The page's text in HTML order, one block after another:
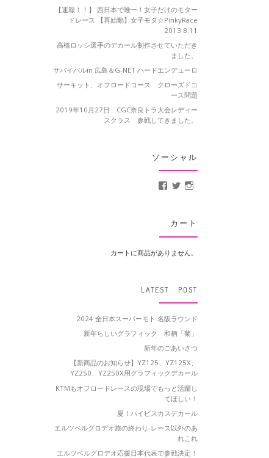
【速報！！】 西日本で唯一！女子だけのモター
ドレース 【再始動】女子モタ☆PinkyRace
2013.8.11
高橋ロッシ選手のデカール制作させていただき
ました。
サバイバルin 広島＆G-NET ハードエンデューロ
サーキット、オフロードコース クローズドコ
ース問題
2019年10月27日 CGC奈良トラ大会レディー
スクラス 参戦してきました。
ソーシャル
MotoCrusader さんのプ
@MotoCrusader さ
カート
カートに商品がありません。
LATEST POST
2024 全日本スーパーモト 名阪ラウンド
新年らしいグラフィック 和柄「菊」
新年のごあいさつ
【新商品のお知らせ】YZ125、YZ125X、
YZ250、YZ250X用グラフィックデカール
KTMもオフロードレースの現場でもっと活躍し
てほしい！
夏！ハイビスカスデカール
エルツベルグロデオ旅の終わり-レース以外のあ
れこれ
エルツベルグロデオ応援日本代表で参戦決定！